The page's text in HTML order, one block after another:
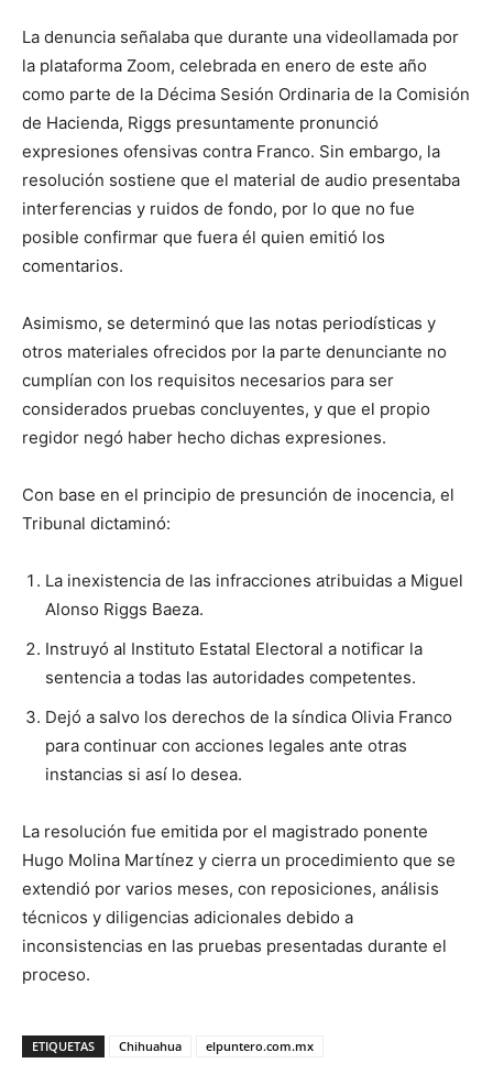
La denuncia señalaba que durante una videollamada por
la plataforma Zoom, celebrada en enero de este año
como parte de la Décima Sesión Ordinaria de la Comisión
de Hacienda, Riggs presuntamente pronunció
expresiones ofensivas contra Franco. Sin embargo, la
resolución sostiene que el material de audio presentaba
interferencias y ruidos de fondo, por lo que no fue
posible confirmar que fuera él quien emitió los
comentarios.
Asimismo, se determinó que las notas periodísticas y
otros materiales ofrecidos por la parte denunciante no
cumplían con los requisitos necesarios para ser
considerados pruebas concluyentes, y que el propio
regidor negó haber hecho dichas expresiones.
Con base en el principio de presunción de inocencia, el
Tribunal dictaminó:
La inexistencia de las infracciones atribuidas a Miguel
Alonso Riggs Baeza.
Instruyó al Instituto Estatal Electoral a notificar la
sentencia a todas las autoridades competentes.
Dejó a salvo los derechos de la síndica Olivia Franco
para continuar con acciones legales ante otras
instancias si así lo desea.
La resolución fue emitida por el magistrado ponente
Hugo Molina Martínez y cierra un procedimiento que se
extendió por varios meses, con reposiciones, análisis
técnicos y diligencias adicionales debido a
inconsistencias en las pruebas presentadas durante el
proceso.
ETIQUETAS Chihuahua elpuntero.com.mx